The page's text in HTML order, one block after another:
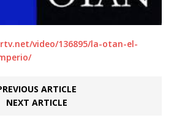
video/136895/la-otan-el-
ARTICLE
NEXT ARTICLE